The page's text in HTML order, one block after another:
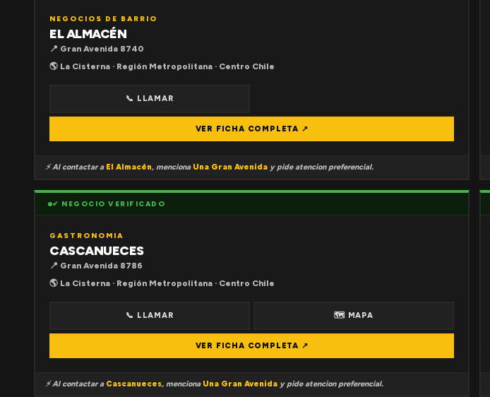
NEGOCIOS DE BARRIO
EL ALMACÉN
📍 Gran Avenida 8740
🌎 La Cisterna · Región Metropolitana · Centro Chile
📞 LLAMAR
VER FICHA COMPLETA ↗
⚡ Al contactar a El Almacén, menciona Una Gran Avenida y pide atencion preferencial.
✔ NEGOCIO VERIFICADO
GASTRONOMIA
CASCANUECES
📍 Gran Avenida 8786
🌎 La Cisterna · Región Metropolitana · Centro Chile
📞 LLAMAR 🗺 MAPA
VER FICHA COMPLETA ↗
⚡ Al contactar a Cascanueces, menciona Una Gran Avenida y pide atencion preferencial.